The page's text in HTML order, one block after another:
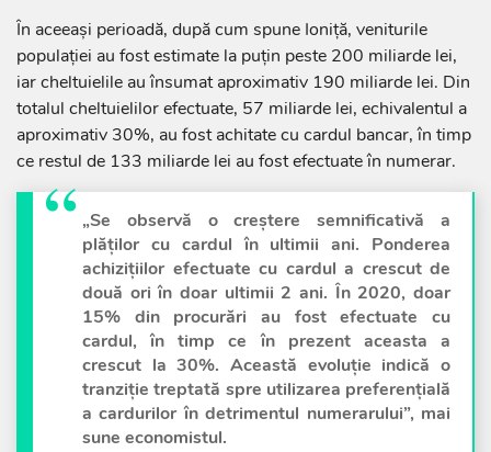
În aceeași perioadă, după cum spune Ioniță, veniturile
populației au fost estimate la puțin peste 200 miliarde lei,
iar cheltuielile au însumat aproximativ 190 miliarde lei. Din
totalul cheltuielilor efectuate, 57 miliarde lei, echivalentul a
aproximativ 30%, au fost achitate cu cardul bancar, în timp
ce restul de 133 miliarde lei au fost efectuate în numerar.
„Se observă o creștere semnificativă a
plăților cu cardul în ultimii ani. Ponderea
achizițiilor efectuate cu cardul a crescut de
două ori în doar ultimii 2 ani. În 2020, doar
15% din procurări au fost efectuate cu
cardul, în timp ce în prezent aceasta a
crescut la 30%. Această evoluție indică o
tranziție treptată spre utilizarea preferențială
a cardurilor în detrimentul numerarului”, mai
sune economistul.